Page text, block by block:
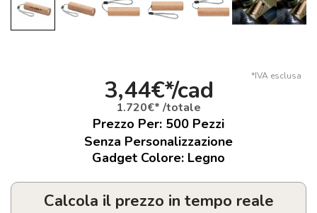
*IVA esclusa
3,44€*/cad
1.720€* /totale
Prezzo Per: 500 Pezzi
Senza Personalizzazione
Gadget Colore: Legno
Calcola il prezzo in tempo reale